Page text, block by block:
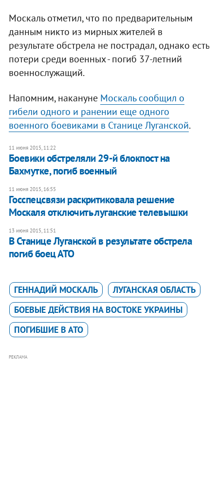
Москаль отметил, что по предварительным
данным никто из мирных жителей в
результате обстрела не пострадал, однако есть
потери среди военных - погиб 37-летний
военнослужащий.
Напомним, накануне Москаль сообщил о
гибели одного и ранении еще одного
военного боевиками в Станице Луганской.
11 июня 2015, 11:22
Боевики обстреляли 29-й блокпост на
Бахмутке, погиб военный
11 июня 2015, 16:55
Госспецсвязи раскритиковала решение
Москаля отключить луганские телевышки
13 июня 2015, 11:51
В Станице Луганской в результате обстрела
погиб боец АТО
ГЕННАДИЙ МОСКАЛЬ
ЛУГАНСКАЯ ОБЛАСТЬ
БОЕВЫЕ ДЕЙСТВИЯ НА ВОСТОКЕ УКРАИНЫ
ПОГИБШИЕ В АТО
РЕКЛАМА